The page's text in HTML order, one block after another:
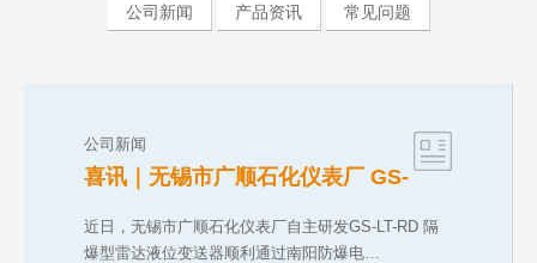
公司新闻 产品资讯 常见问题
公司新闻
喜讯｜无锡市广顺石化仪表厂 GS-
CNEX 气粉双防爆合格证
近日，无锡市广顺石化仪表厂自主研发GS-LT-RD 隔
爆型雷达液位变送器顺利通过南阳防爆电…